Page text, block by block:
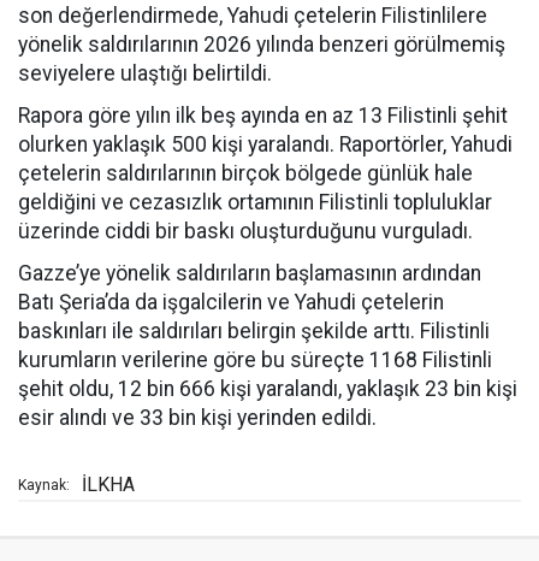
son değerlendirmede, Yahudi çetelerin Filistinlilere
yönelik saldırılarının 2026 yılında benzeri görülmemiş
seviyelere ulaştığı belirtildi.
Rapora göre yılın ilk beş ayında en az 13 Filistinli şehit
olurken yaklaşık 500 kişi yaralandı. Raportörler, Yahudi
çetelerin saldırılarının birçok bölgede günlük hale
geldiğini ve cezasızlık ortamının Filistinli topluluklar
üzerinde ciddi bir baskı oluşturduğunu vurguladı.
Gazze’ye yönelik saldırıların başlamasının ardından
Batı Şeria’da da işgalcilerin ve Yahudi çetelerin
baskınları ile saldırıları belirgin şekilde arttı. Filistinli
kurumların verilerine göre bu süreçte 1168 Filistinli
şehit oldu, 12 bin 666 kişi yaralandı, yaklaşık 23 bin kişi
esir alındı ve 33 bin kişi yerinden edildi.
Kaynak: İLKHA